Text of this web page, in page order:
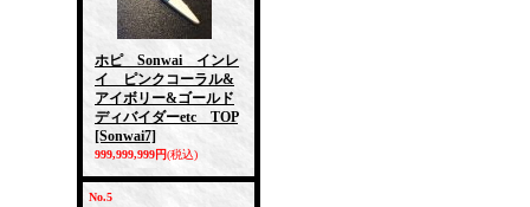
ホピ Sonwai インレ
イ ピンクコーラル&
アイボリー&ゴールド
ディバイダーetc TOP
[Sonwai7]
999,999,999円(税込)
No.5